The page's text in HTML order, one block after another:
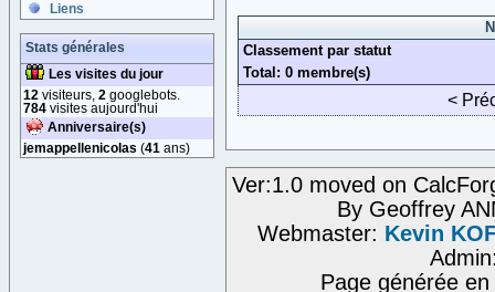
Liens
Stats générales
Les visites du jour
12 visiteurs, 2 googlebots.
784 visites aujourd'hui
Anniversaire(s)
jemappellenicolas (41 ans)
Classement par statut
Total: 0 membre(s)
<
Ver:1.0 moved on
By Geoffrey
Webmaster: Kevin
Page générée